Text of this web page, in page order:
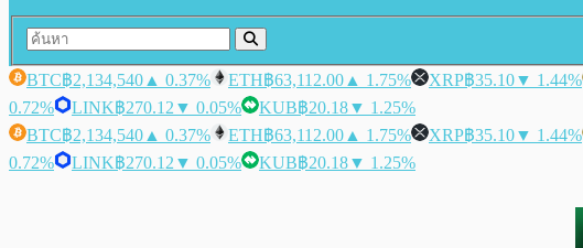
BTC฿2,134,540 ▲ 0.37% ETH฿63,112.00 ▲ 1.75% XRP฿35.10▼ 1.44%
0.72%
LINK฿270.12 ▼ 0.05% KUB฿20.18▼ 1.25%
BTC฿2,134,540 ▲ 0.37% ETH฿63,112.00 ▲ 1.75% XRP฿35.10▼ 1.44%
0.72%
LINK฿270.12 ▼ 0.05% KUB฿20.18▼ 1.25%